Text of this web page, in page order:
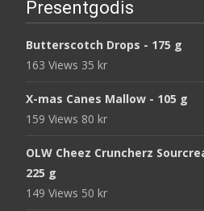
Presentgodis
Butterscotch Drops - 175 g
163 Views 35 kr
X-mas Canes Mallow - 105 g
159 Views 80 kr
OLW Cheez Cruncherz
225 g
149 Views 50 kr